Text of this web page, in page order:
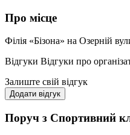
Про місце
Філія «Бізона» на Озерній
Відгуки Відгуки про
Залиште свій відгук
Додати відгук
Поруч з Спортивний